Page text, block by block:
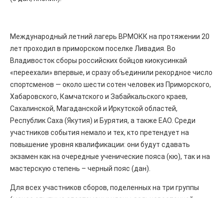
Международный летний лагерь ВРМОКК на протяжении 20
лет проходил в приморском поселке Ливадия. Во
Владивосток сборы российских бойцов киокусинкай
«переехали» впервые, и сразу объединили рекордное число
спортсменов — около шести сотен человек из Приморского,
Хабаровского, Камчатского и Забайкальского краев,
Сахалинской, Магаданской и Иркутской областей,
Республик Саха (Якутия) и Бурятия, а также ЕАО. Среди
участников события немало и тех, кто претендует на
повышение уровня квалификации: они будут сдавать
экзамен как на очередные ученические пояса (кю), так и на
мастерскую степень – черный пояс (дан).
Для всех участников сборов, поделенных на три группы